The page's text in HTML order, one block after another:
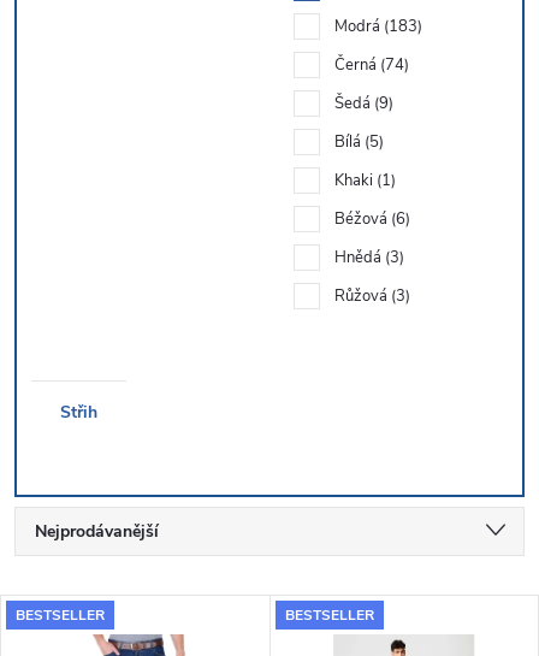
Modrá 183
Černá 74
Šedá 9
Bílá 5
Khaki 1
Béžová 6
Hnědá 3
Růžová 3
Střih
Ř
a
Nejprodávanější
Nejdražší
V
BESTSELLER BESTSELLER